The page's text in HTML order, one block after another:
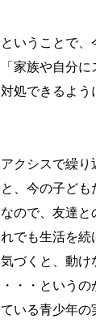
ということで、
「家族や自分
対処できるよう
アクシスで繰り
と、今の子ども
なので、友達と
れでも生活を続
気づくと、動け
・・・という
ている青少年の